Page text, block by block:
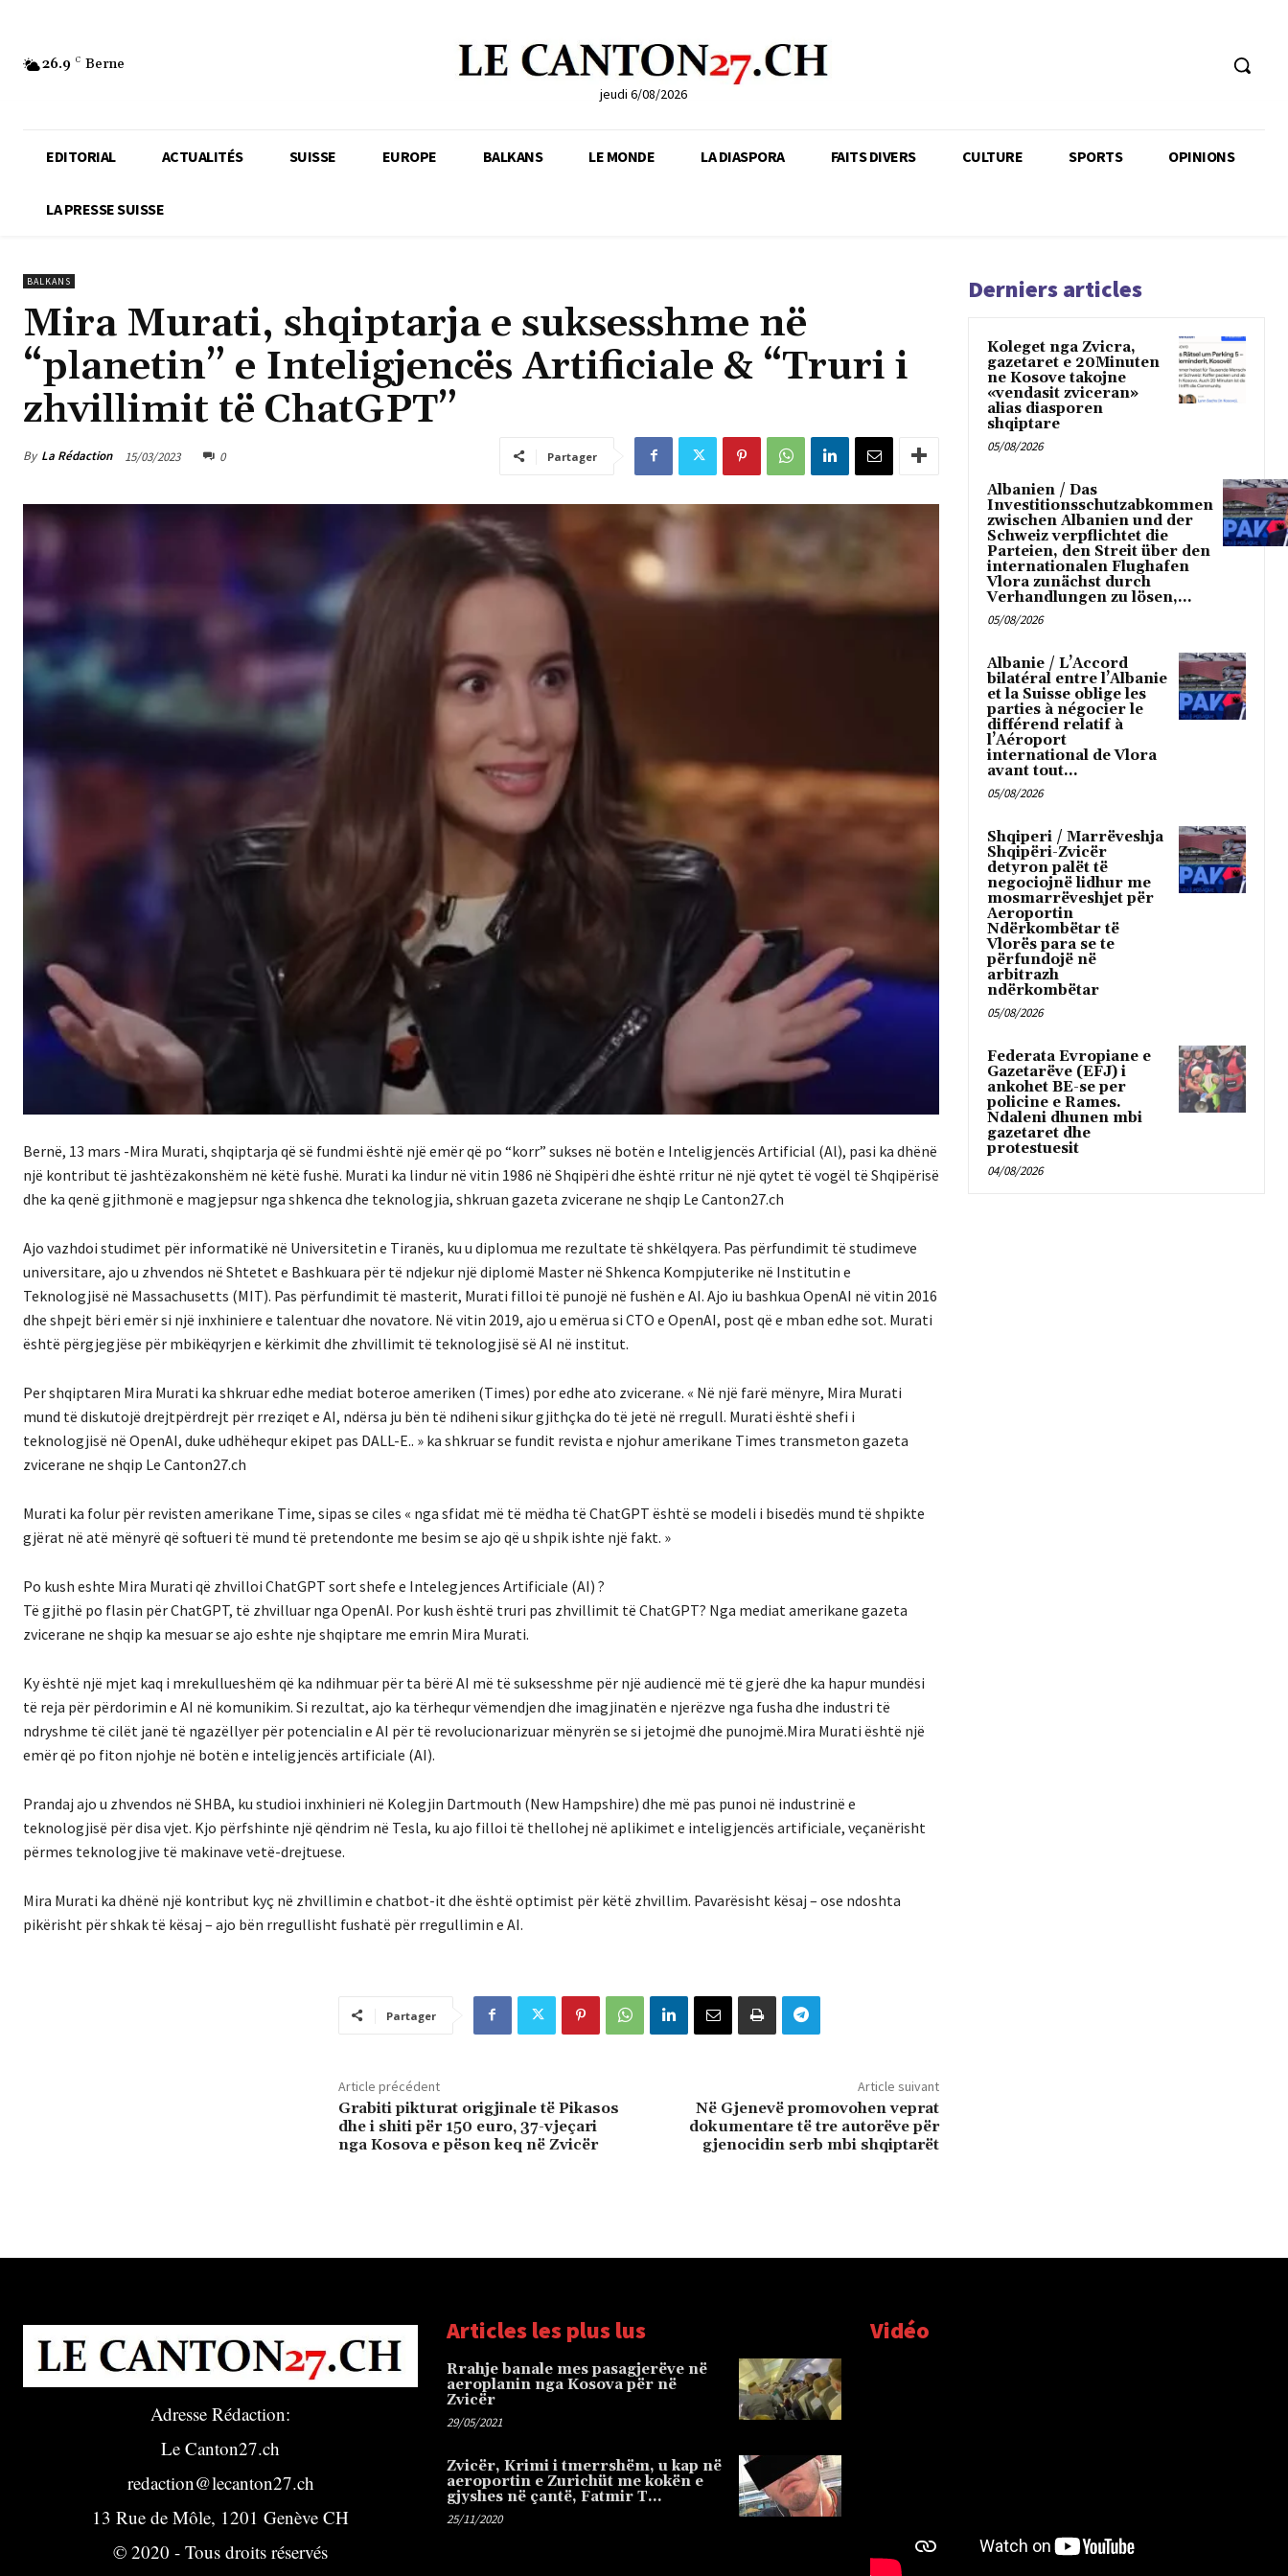
26.9 C Berne
jeudi 6/08/2026
EDITORIAL ACTUALITÉS SUISSE EUROPE BALKANS LE MONDE LA DIASPORA FAITS DIVERS CULTURE SPORTS OPINIONS
LA PRESSE SUISSE
BALKANS
Mira Murati, shqiptarja e suksesshme në
“planetin” e Inteligjencës Artificiale & “Truri i
zhvillimit të ChatGPT”
By La Rédaction 15/03/2023 0 Partager
Bernë, 13 mars -Mira Murati, shqiptarja që së fundmi është një emër që po “korr” sukses në botën e Inteligjencës Artificial (Al), pasi ka dhënë
një kontribut të jashtëzakonshëm në këtë fushë. Murati ka lindur në vitin 1986 në Shqipëri dhe është rritur në një qytet të vogël të Shqipërisë
dhe ka qenë gjithmonë e magjepsur nga shkenca dhe teknologjia, shkruan gazeta zvicerane ne shqip Le Canton27.ch
Ajo vazhdoi studimet për informatikë në Universitetin e Tiranës, ku u diplomua me rezultate të shkëlqyera. Pas përfundimit të studimeve
universitare, ajo u zhvendos në Shtetet e Bashkuara për të ndjekur një diplomë Master në Shkenca Kompjuterike në Institutin e
Teknologjisë në Massachusetts (MIT). Pas përfundimit të masterit, Murati filloi të punojë në fushën e AI. Ajo iu bashkua OpenAI në vitin 2016
dhe shpejt bëri emër si një inxhiniere e talentuar dhe novatore. Në vitin 2019, ajo u emërua si CTO e OpenAI, post që e mban edhe sot. Murati
është përgjegjëse për mbikëqyrjen e kërkimit dhe zhvillimit të teknologjisë së AI në institut.
Per shqiptaren Mira Murati ka shkruar edhe mediat boteroe ameriken (Times) por edhe ato zvicerane. « Në një farë mënyre, Mira Murati
mund të diskutojë drejtpërdrejt për rreziqet e AI, ndërsa ju bën të ndiheni sikur gjithçka do të jetë në rregull. Murati është shefi i
teknologjisë në OpenAI, duke udhëhequr ekipet pas DALL-E.. » ka shkruar se fundit revista e njohur amerikane Times transmeton gazeta
zvicerane ne shqip Le Canton27.ch
Murati ka folur për revisten amerikane Time, sipas se ciles « nga sfidat më të mëdha të ChatGPT është se modeli i bisedës mund të shpikte
gjërat në atë mënyrë që softueri të mund të pretendonte me besim se ajo që u shpik ishte një fakt. »
Po kush eshte Mira Murati që zhvilloi ChatGPT sort shefe e Intelegjences Artificiale (AI) ?
Të gjithë po flasin për ChatGPT, të zhvilluar nga OpenAI. Por kush është truri pas zhvillimit të ChatGPT? Nga mediat amerikane gazeta
zvicerane ne shqip ka mesuar se ajo eshte nje shqiptare me emrin Mira Murati.
Ky është një mjet kaq i mrekullueshëm që ka ndihmuar për ta bërë AI më të suksesshme për një audiencë më të gjerë dhe ka hapur mundësi
të reja për përdorimin e AI në komunikim. Si rezultat, ajo ka tërhequr vëmendjen dhe imagjinatën e njerëzve nga fusha dhe industri të
ndryshme të cilët janë të ngazëllyer për potencialin e AI për të revolucionarizuar mënyrën se si jetojmë dhe punojmë.Mira Murati është një
emër që po fiton njohje në botën e inteligjencës artificiale (AI).
Prandaj ajo u zhvendos në SHBA, ku studioi inxhinieri në Kolegjin Dartmouth (New Hampshire) dhe më pas punoi në industrinë e
teknologjisë për disa vjet. Kjo përfshinte një qëndrim në Tesla, ku ajo filloi të thellohej në aplikimet e inteligjencës artificiale, veçanërisht
përmes teknologjive të makinave vetë-drejtuese.
Mira Murati ka dhënë një kontribut kyç në zhvillimin e chatbot-it dhe është optimist për këtë zhvillim. Pavarësisht kësaj – ose ndoshta
pikërisht për shkak të kësaj – ajo bën rregullisht fushatë për rregullimin e AI.
Partager
Article précédent
Grabiti pikturat origjinale të Pikasos
dhe i shiti për 150 euro, 37-vjeçari
nga Kosova e pëson keq në Zvicër
Article suivant
Në Gjenevë promovohen veprat
dokumentare të tre autorëve për
gjenocidin serb mbi shqiptarët
Derniers articles
Koleget nga Zvicra,
gazetaret e 20Minuten
ne Kosove takojne
«vendasit zviceran»
alias diasporen
shqiptare
05/08/2026
Albanien / Das
Investitionsschutzabkommen
zwischen Albanien und der
Schweiz verpflichtet die
Parteien, den Streit über den
internationalen Flughafen
Vlora zunächst durch
Verhandlungen zu lösen,...
05/08/2026
Albanie / L’Accord
bilatéral entre l’Albanie
et la Suisse oblige les
parties à négocier le
différend relatif à
l’Aéroport
international de Vlora
avant tout...
05/08/2026
Shqiperi / Marrëveshja
Shqipëri-Zvicër
detyron palët të
negociojnë lidhur me
mosmarrëveshjet për
Aeroportin
Ndërkombëtar të
Vlorës para se te
përfundojë në
arbitrazh
ndërkombëtar
05/08/2026
Federata Evropiane e
Gazetarëve (EFJ) i
ankohet BE-se per
policine e Rames.
Ndaleni dhunen mbi
gazetaret dhe
protestuesit
04/08/2026
Adresse Rédaction:
Le Canton27.ch
redaction@lecanton27.ch
13 Rue de Môle, 1201 Genève CH
© 2020 - Tous droits réservés
Articles les plus lus
Rrahje banale mes pasagjerëve në
aeroplanin nga Kosova për në
Zvicër
29/05/2021
Zvicër, Krimi i tmerrshëm, u kap në
aeroportin e Zurichüt me kokën e
gjyshes në çantë, Fatmir T…
25/11/2020
Vidéo